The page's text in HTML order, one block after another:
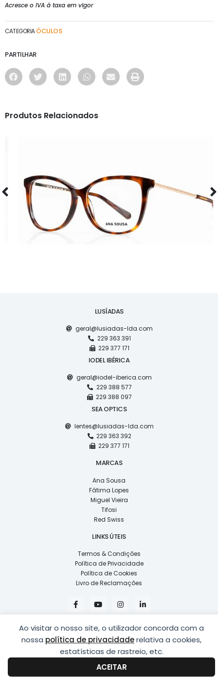
Ao visitar o nosso site, o utilizador concorda com a
nossa política de privacidaderelativa a cookies,
estatísticas de rastreio, etc.
ACEITAR
Acresce o IVA à taxa em vigor
CATEGORIA ÓCULOS
PARTILHAR
Produtos Relacionados
AS1136
LUSÍADAS
geral@lusiadas-lda.com
229 363 391
229 377 171
IODEL IBÉRICA
geral@iodel-iberica.com
229 388 577
229 388 097
SEA OPTICS
lentes@lusiadas-lda.com
229 363 392
229 377 171
MARCAS
Ana Sousa
Fátima Lopes
Miguel Vieira
Tifosi
Red Swiss
LINKS ÚTEIS
Termos & Condições
Política de Privacidade
Política de Cookies
Livro de Reclamações
F
a
c
b
o
o
k
-
Y
o
u
u
b
e
I
n
s
a
g
r
a
m
i
n
e
d
i
n
-
COPYRIGHT © 2026LUSÍADAS, DISTRIBUIÇÃO DE ÓPTICAS, LDA.
DESENVOLVIDO POR